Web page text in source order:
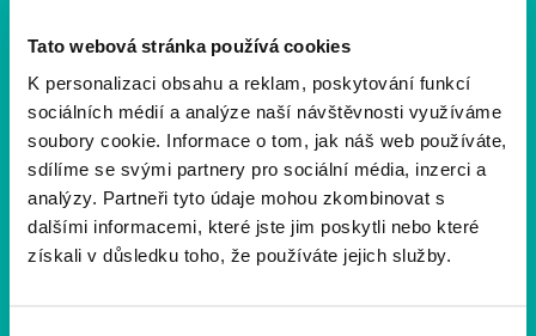
Tato webová stránka používá cookies
K personalizaci obsahu a reklam, poskytování funkcí
sociálních médií a analýze naší návštěvnosti využíváme
soubory cookie. Informace o tom, jak náš web používáte,
sdílíme se svými partnery pro sociální média, inzerci a
analýzy. Partneři tyto údaje mohou zkombinovat s
dalšími informacemi, které jste jim poskytli nebo které
získali v důsledku toho, že používáte jejich služby.
Don't let the news get away
Running News. To the community. Achievements.
Váš e-mail